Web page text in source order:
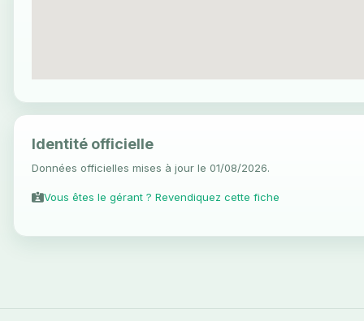
Identité officielle
Données officielles mises à jour le 01/08/2026.
Vous êtes le gérant ? Revendiquez cette fiche